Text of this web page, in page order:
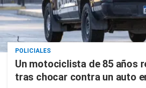
POLICIALES
Un motociclista de 85 años
tras chocar contra un auto